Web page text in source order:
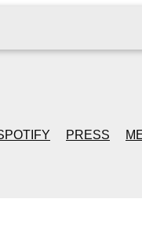
PRESS